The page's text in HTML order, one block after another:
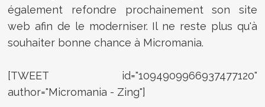
également refondre prochainement son site
web afin de le moderniser. Il ne reste plus qu'à
souhaiter bonne chance à Micromania.
[TWEET id="1094909966937477120"
author="Micromania - Zing"]